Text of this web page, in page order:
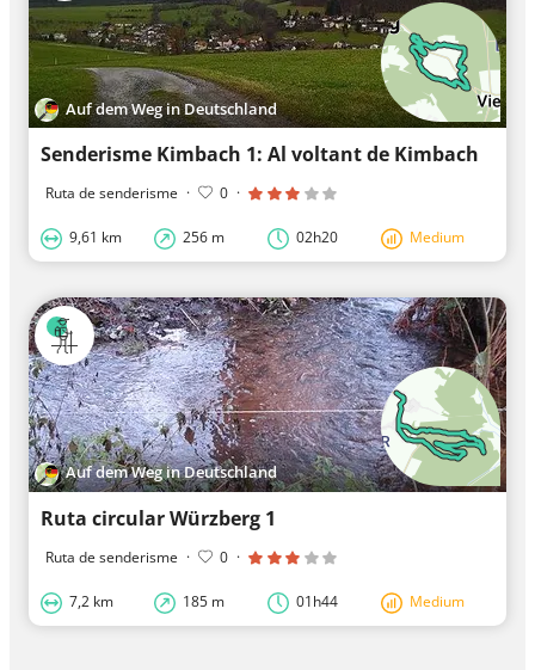
Auf dem Weg in Deutschland
Senderisme Kimbach 1: Al voltant de Kimbach
Ruta de senderisme · 0 ·
9,61 km 256 m 02h20 Medium
Auf dem Weg in Deutschland
Ruta circular Würzberg 1
Ruta de senderisme · 0 ·
7,2 km 185 m 01h44 Medium